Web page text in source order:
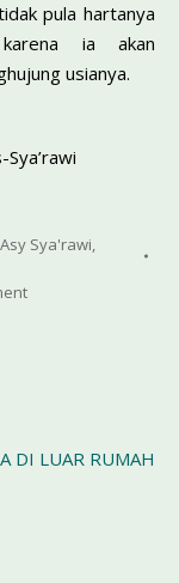
pula hartanya
ia akan
usianya.
Sya'rawi,
DI LUAR RUMAH